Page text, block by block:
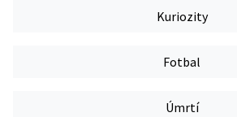
Kuriozity
Fotbal
Úmrtí